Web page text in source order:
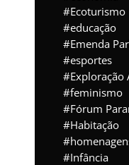
Ecoturismo
educação
Emenda
esportes
Exploração
feminismo
Fórum
Habitação
Infância